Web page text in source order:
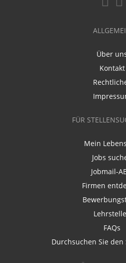
Über
Kontakt
FÜR
Mein
Jobs
Jobmail-
Firmen
FAQs
Durchsuchen Sie